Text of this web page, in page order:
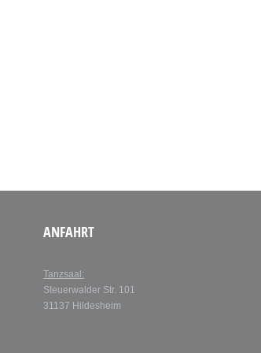
ANFAHRT
Tanzsaal:
Steuerwalder Str. 101
31137 Hildesheim